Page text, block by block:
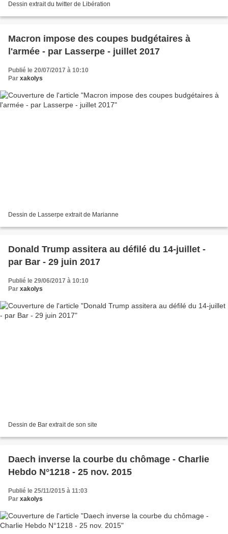
Dessin extrait du twitter de Libération
Macron impose des coupes budgétaires à
l'armée - par Lasserpe - juillet 2017
Publié le 20/07/2017 à 10:10
Par xakolys
Dessin de Lasserpe extrait de Marianne
Donald Trump assitera au défilé du 14-juillet -
par Bar - 29 juin 2017
Publié le 29/06/2017 à 10:10
Par xakolys
Dessin de Bar extrait de son site
Daech inverse la courbe du chômage - Charlie
Hebdo N°1218 - 25 nov. 2015
Publié le 25/11/2015 à 11:03
Par xakolys